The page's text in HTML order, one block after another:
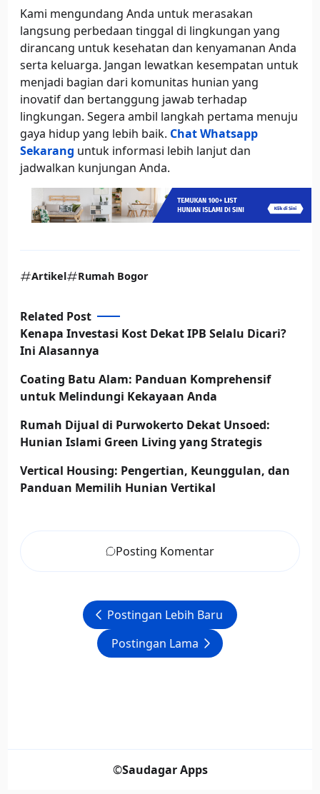
Kami mengundang Anda untuk merasakan
langsung perbedaan tinggal di lingkungan yang
dirancang untuk kesehatan dan kenyamanan Anda
serta keluarga. Jangan lewatkan kesempatan untuk
menjadi bagian dari komunitas hunian yang
inovatif dan bertanggung jawab terhadap
lingkungan. Segera ambil langkah pertama menuju
gaya hidup yang lebih baik. Chat Whatsapp
Sekarang untuk informasi lebih lanjut dan
jadwalkan kunjungan Anda.
Artikel Rumah Bogor
Related Post
Kenapa Investasi Kost Dekat IPB Selalu Dicari?
Ini Alasannya
Coating Batu Alam: Panduan Komprehensif
untuk Melindungi Kekayaan Anda
Rumah Dijual di Purwokerto Dekat Unsoed:
Hunian Islami Green Living yang Strategis
Vertical Housing: Pengertian, Keunggulan, dan
Panduan Memilih Hunian Vertikal
Posting Komentar
Postingan Lebih Baru
Postingan Lama
©Saudagar Apps